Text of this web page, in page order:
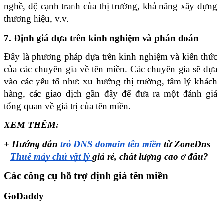
nghề, độ cạnh tranh của thị trường, khả năng xây dựng
thương hiệu, v.v.
7. Định giá dựa trên kinh nghiệm và phán đoán
Đây là phương pháp dựa trên kinh nghiệm và kiến thức
của các chuyên gia về tên miền. Các chuyên gia sẽ dựa
vào các yếu tố như: xu hướng thị trường, tâm lý khách
hàng, các giao dịch gần đây để đưa ra một đánh giá
tổng quan về giá trị của tên miền.
XEM THÊM:
+ Hướng dẫn trỏ DNS domain tên miền từ ZoneDns
+ Thuê máy chủ vật lý giá rẻ, chất lượng cao ở đâu?
Các công cụ hỗ trợ định giá tên miền
GoDaddy